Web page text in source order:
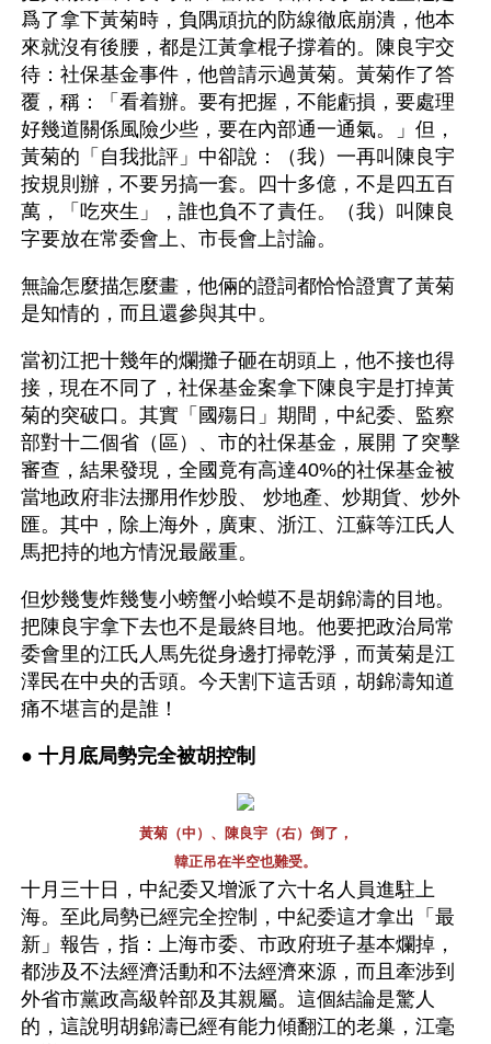
爲了拿下黃菊時，負隅頑抗的防線徹底崩潰，他本
來就沒有後腰，都是江黃拿棍子撐着的。陳良宇交
待：社保基金事件，他曾請示過黃菊。黃菊作了答
覆，稱：「看着辦。要有把握，不能虧損，要處理
好幾道關係風險少些，要在內部通一通氣。」但，
黃菊的「自我批評」中卻說：（我）一再叫陳良宇
按規則辦，不要另搞一套。四十多億，不是四五百
萬，「吃夾生」，誰也負不了責任。（我）叫陳良
字要放在常委會上、市長會上討論。
無論怎麼描怎麼畫，他倆的證詞都恰恰證實了黃菊
是知情的，而且還參與其中。
當初江把十幾年的爛攤子砸在胡頭上，他不接也得
接，現在不同了，社保基金案拿下陳良宇是打掉黃
菊的突破口。其實「國殤日」期間，中紀委、監察
部對十二個省（區）、市的社保基金，展開 了突擊
審查，結果發現，全國竟有高達40%的社保基金被
當地政府非法挪用作炒股、 炒地產、炒期貨、炒外
匯。其中，除上海外，廣東、浙江、江蘇等江氏人
馬把持的地方情況最嚴重。
但炒幾隻炸幾隻小螃蟹小蛤蟆不是胡錦濤的目地。
把陳良宇拿下去也不是最終目地。他要把政治局常
委會里的江氏人馬先從身邊打掃乾淨，而黃菊是江
澤民在中央的舌頭。今天割下這舌頭，胡錦濤知道
痛不堪言的是誰！
● 十月底局勢完全被胡控制
黃菊（中）、陳良宇（右）倒了，
韓正吊在半空也難受。
十月三十日，中紀委又增派了六十名人員進駐上
海。至此局勢已經完全控制，中紀委這才拿出「最
新」報告，指：上海市委、市政府班子基本爛掉，
都涉及不法經濟活動和不法經濟來源，而且牽涉到
外省市黨政高級幹部及其親屬。這個結論是驚人
的，這說明胡錦濤已經有能力傾翻江的老巢，江毫